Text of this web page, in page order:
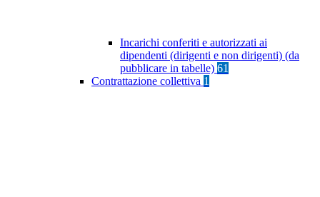
Incarichi conferiti e autorizzati ai
dipendenti (dirigenti e non dirigenti) (da
pubblicare in tabelle) 61
Contrattazione collettiva 1